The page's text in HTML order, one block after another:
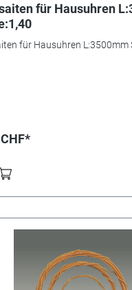
für Hausuhren
für Hausuhren L:3500mm